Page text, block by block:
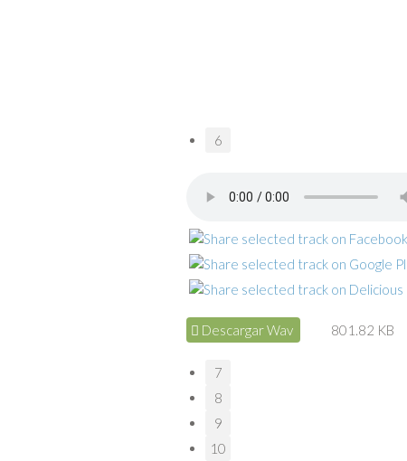
Descargar Wav 801.82 KB
6
7
8
9
10